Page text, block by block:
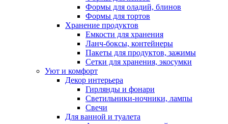
Формы для оладий, блинов
Формы для тортов
Хранение продуктов
Емкости для хранения
Ланч-боксы, контейнеры
Пакеты для продуктов, зажимы
Сетки для хранения, экосумки
Уют и комфорт
Декор интерьера
Гирлянды и фонари
Светильники-ночники, лампы
Свечи
Для ванной и туалета